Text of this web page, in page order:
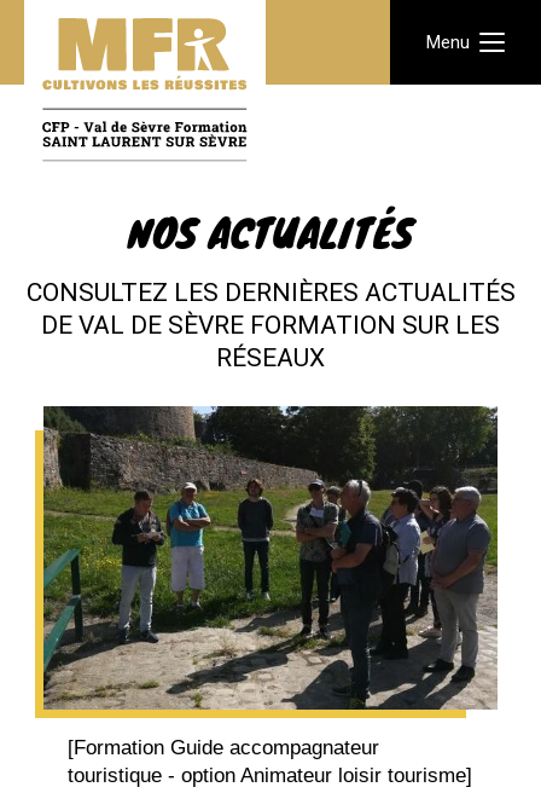
Menu
NOS ACTUALITÉS
CONSULTEZ LES DERNIÈRES ACTUALITÉS
DE VAL DE SÈVRE FORMATION SUR LES
RÉSEAUX
[Formation Guide accompagnateur
touristique - option Animateur loisir tourisme]